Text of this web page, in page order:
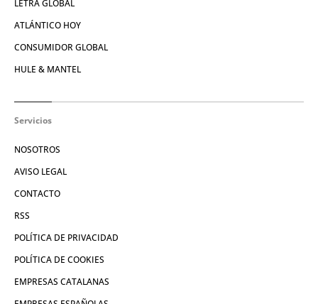
LETRA GLOBAL
ATLÁNTICO HOY
CONSUMIDOR GLOBAL
HULE & MANTEL
Servicios
NOSOTROS
AVISO LEGAL
CONTACTO
RSS
POLÍTICA DE PRIVACIDAD
POLÍTICA DE COOKIES
EMPRESAS CATALANAS